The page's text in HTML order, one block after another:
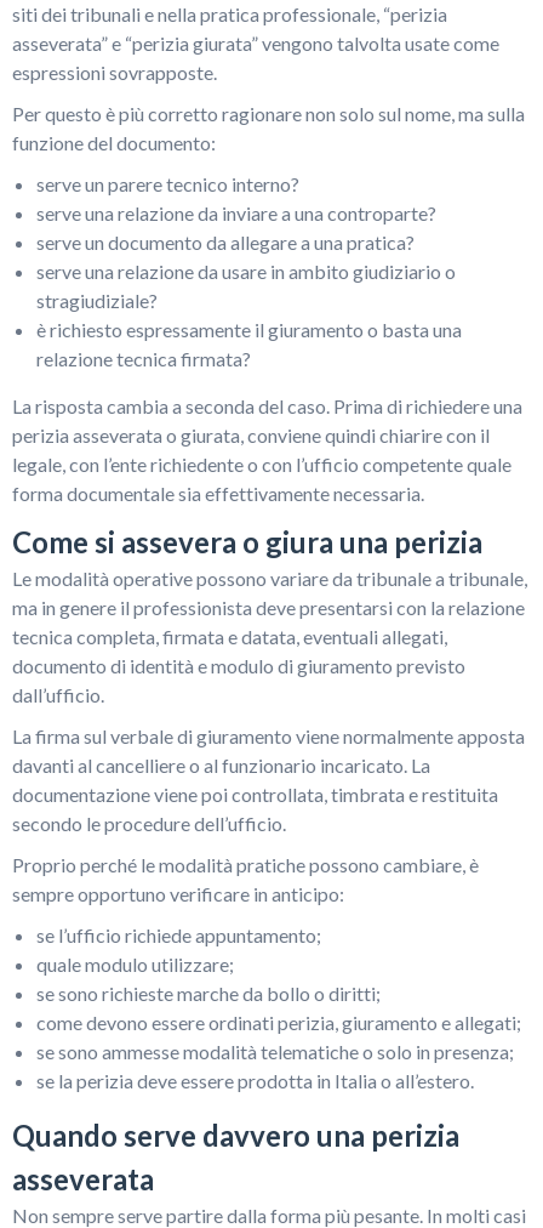
siti dei tribunali e nella pratica professionale, “perizia
asseverata” e “perizia giurata” vengono talvolta usate come
espressioni sovrapposte.
Per questo è più corretto ragionare non solo sul nome, ma sulla
funzione del documento:
serve un parere tecnico interno?
serve una relazione da inviare a una controparte?
serve un documento da allegare a una pratica?
serve una relazione da usare in ambito giudiziario o
stragiudiziale?
è richiesto espressamente il giuramento o basta una
relazione tecnica firmata?
La risposta cambia a seconda del caso. Prima di richiedere una
perizia asseverata o giurata, conviene quindi chiarire con il
legale, con l’ente richiedente o con l’ufficio competente quale
forma documentale sia effettivamente necessaria.
Come si assevera o giura una perizia
Le modalità operative possono variare da tribunale a tribunale,
ma in genere il professionista deve presentarsi con la relazione
tecnica completa, firmata e datata, eventuali allegati,
documento di identità e modulo di giuramento previsto
dall’ufficio.
La firma sul verbale di giuramento viene normalmente apposta
davanti al cancelliere o al funzionario incaricato. La
documentazione viene poi controllata, timbrata e restituita
secondo le procedure dell’ufficio.
Proprio perché le modalità pratiche possono cambiare, è
sempre opportuno verificare in anticipo:
se l’ufficio richiede appuntamento;
quale modulo utilizzare;
se sono richieste marche da bollo o diritti;
come devono essere ordinati perizia, giuramento e allegati;
se sono ammesse modalità telematiche o solo in presenza;
se la perizia deve essere prodotta in Italia o all’estero.
Quando serve davvero una perizia
asseverata
Non sempre serve partire dalla forma più pesante. In molti casi